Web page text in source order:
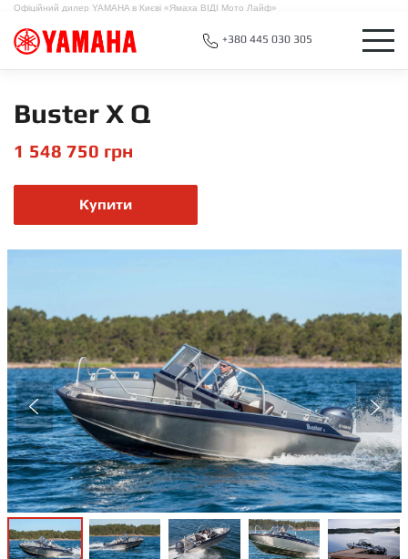
Офіційний дилер YAMAHA в Києві «Ямаха ВІДІ Мото Лайф»
+380 445 030 305
Buster X Q
1 548 750 грн
Купити